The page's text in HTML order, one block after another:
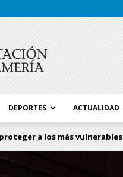
DEPORTES ACTUALIDAD
a los más vulnerables